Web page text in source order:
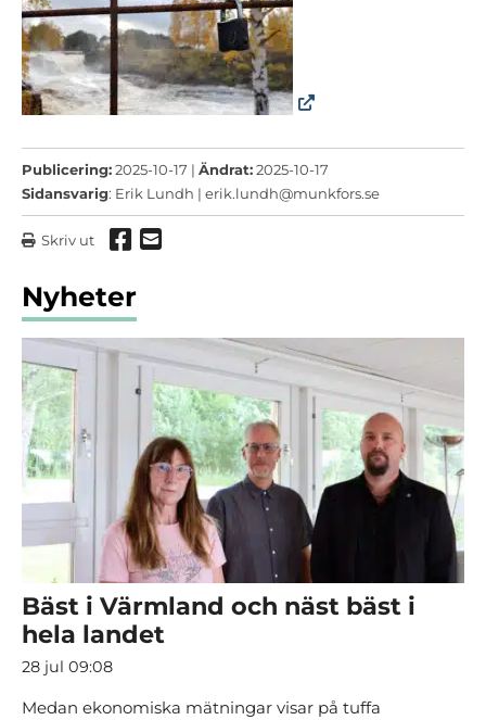
Publicering:2025-10-17 | Ändrat:2025-10-17
Sidansvarig: Erik Lundh | erik.lundh@munkfors.se
Skriv ut Dela via Facebook
Dela via mail
Nyheter
Bäst i Värmland och näst bäst i
hela landet
28 jul 09:08
Medan ekonomiska mätningar visar på tuffa